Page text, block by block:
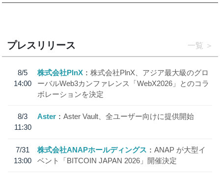
プレスリリース 一覧
8/5
14:00
株式会社PlnX
株式会社PlnX、アジア最大級のグロ
ーバルWeb3カンファレンス「WebX2026」とのコラ
ボレーションを決定
8/3
11:30
Aster Aster Vault、全ユーザー向けに提供開始
7/31
13:00
株式会社ANAPホールディングス
ANAP が大型イ
ベント「BITCOIN JAPAN 2026」開催決定